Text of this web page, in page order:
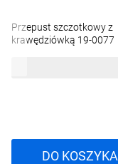
Przepust szczotkowy z
krawędziówką 19-0077
DO KOSZYKA